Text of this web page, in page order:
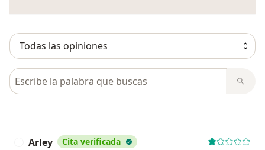
Busca en opiniones
Arley Cita verificada